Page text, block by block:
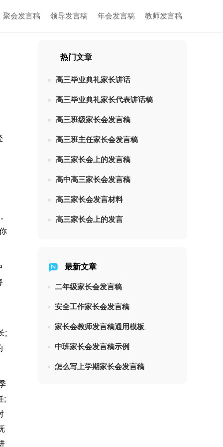
聚会发言稿 领导发言稿 年会发言稿 教师发言稿
;
;
热门文章
高三毕业典礼家长讲话
高三毕业典礼家长代表讲话稿
高三班级家长会发言稿
高三班主任家长会发言稿
高三家长会上的发言稿
高中高三家长会发言稿
高三家长会发言材料
高三家长会上的发言
最新文章
二年级家长会发言稿
安全工作家长会发言稿
家长会教师发言稿通用模板
中班家长会发言稿示例
怎么写上学期家长会发言稿